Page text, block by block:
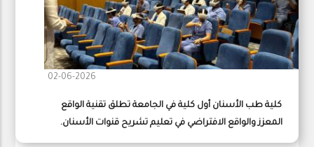
02-06-2026
كلية طب الأسنان أول كلية في الجامعة تطلق تقنية الواقع
المعزز والواقع الافتراضي في تعليم تشريح قنوات الأسنان.